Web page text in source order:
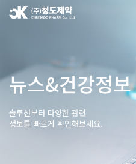
뉴스&건강정보
솔루션부터 다양한 관련
정보를 빠르게 확인해보세요.